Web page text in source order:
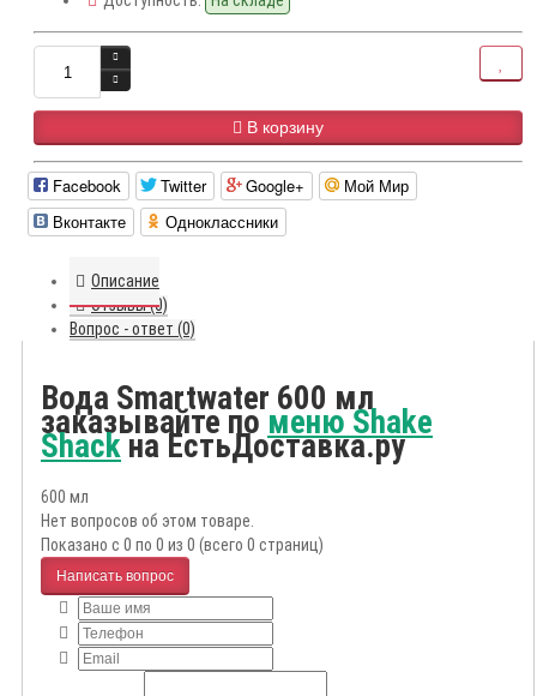
В корзину
Facebook Twitter Google+
Мой Мир
Вконтакте
Одноклассники
Описание
Отзывы (0)
Вопрос - ответ (0)
Вода Smartwater 600 мл
заказывайте поменю Shake
Shackна ЕстьДоставка.ру
600 мл
Нет вопросов об этом товаре.
Показано с 0 по 0 из 0 (всего 0 страниц)
Написать вопрос